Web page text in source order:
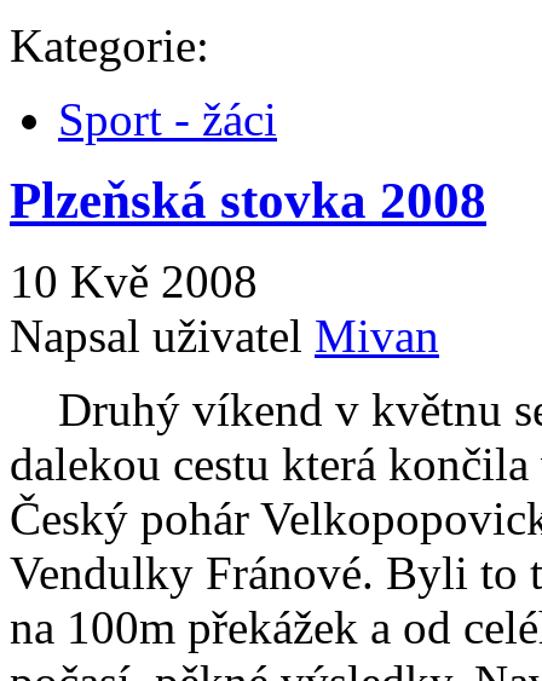
Kategorie:
Sport - žáci
Plzeňská stovka 2008
10 Kvě 2008
Napsal uživatel Mivan
Druhý víkend v květnu
dalekou cestu která
Český pohár
Vendulky Fránové. Byli to
na 100m překážek a od